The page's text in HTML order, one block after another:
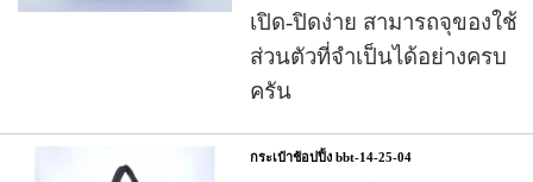
เปิด-ปิดง่าย สามารถจุของใช้
ส่วนตัวที่จำเป็นได้อย่างครบ
ครัน
กระเป๋าช้อปปิ้ง bbt-14-25-04